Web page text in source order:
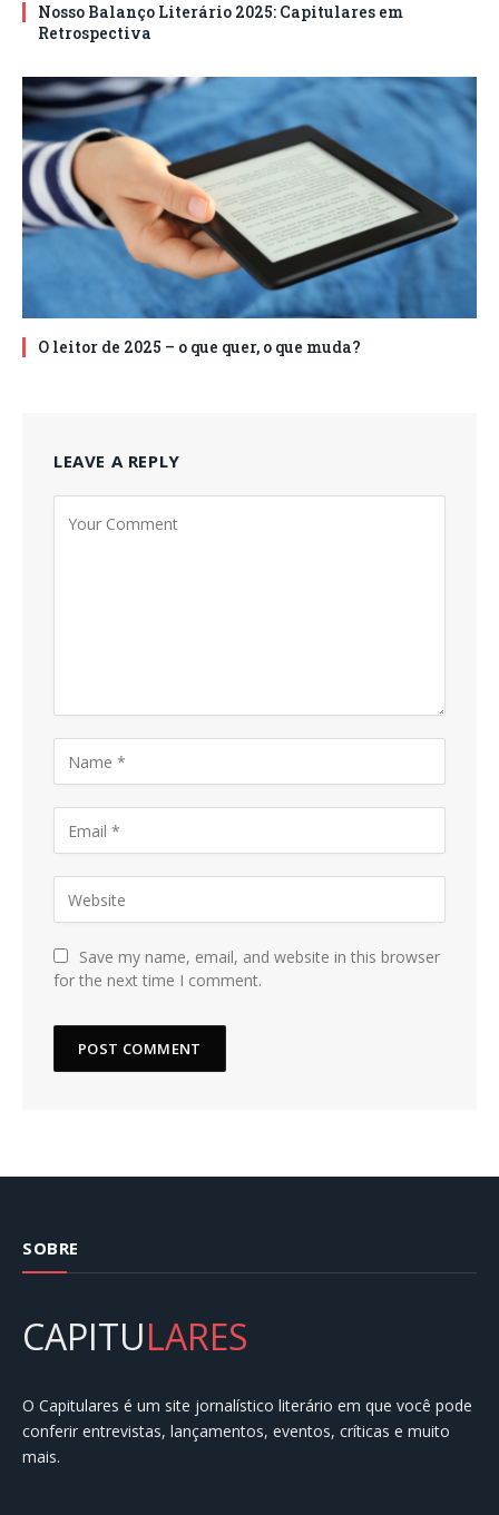
Nosso Balanço Literário 2025: Capitulares em
Retrospectiva
O leitor de 2025 – o que quer, o que muda?
LEAVE A REPLY
Save my name, email, and website in this browser
for the next time I comment.
SOBRE
CAPITULARES
O Capitulares é um site jornalístico literário em que você pode
conferir entrevistas, lançamentos, eventos, críticas e muito
mais.